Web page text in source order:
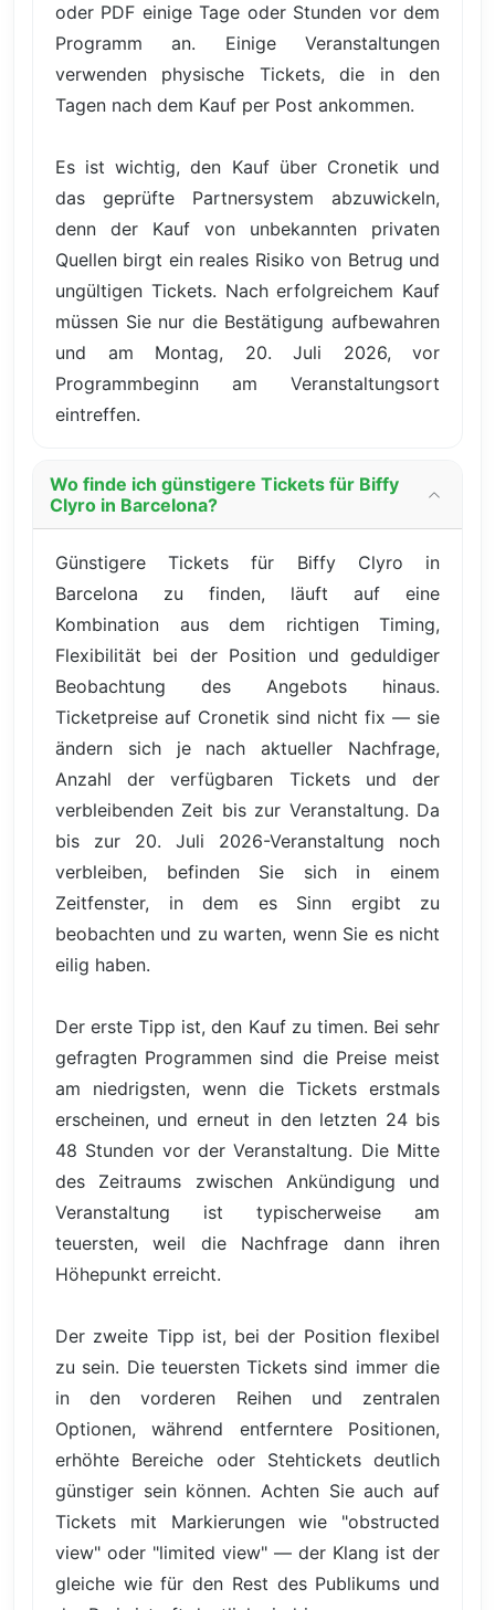
oder PDF einige Tage oder Stunden vor dem
Programm an. Einige Veranstaltungen
verwenden physische Tickets, die in den
Tagen nach dem Kauf per Post ankommen.
Es ist wichtig, den Kauf über Cronetik und
das geprüfte Partnersystem abzuwickeln,
denn der Kauf von unbekannten privaten
Quellen birgt ein reales Risiko von Betrug und
ungültigen Tickets. Nach erfolgreichem Kauf
müssen Sie nur die Bestätigung aufbewahren
und am Montag, 20. Juli 2026, vor
Programmbeginn am Veranstaltungsort
eintreffen.
Wo finde ich günstigere Tickets für Biffy
Clyro in Barcelona?
Günstigere Tickets für Biffy Clyro in
Barcelona zu finden, läuft auf eine
Kombination aus dem richtigen Timing,
Flexibilität bei der Position und geduldiger
Beobachtung des Angebots hinaus.
Ticketpreise auf Cronetik sind nicht fix — sie
ändern sich je nach aktueller Nachfrage,
Anzahl der verfügbaren Tickets und der
verbleibenden Zeit bis zur Veranstaltung. Da
bis zur 20. Juli 2026-Veranstaltung noch
verbleiben, befinden Sie sich in einem
Zeitfenster, in dem es Sinn ergibt zu
beobachten und zu warten, wenn Sie es nicht
eilig haben.
Der erste Tipp ist, den Kauf zu timen. Bei sehr
gefragten Programmen sind die Preise meist
am niedrigsten, wenn die Tickets erstmals
erscheinen, und erneut in den letzten 24 bis
48 Stunden vor der Veranstaltung. Die Mitte
des Zeitraums zwischen Ankündigung und
Veranstaltung ist typischerweise am
teuersten, weil die Nachfrage dann ihren
Höhepunkt erreicht.
Der zweite Tipp ist, bei der Position flexibel
zu sein. Die teuersten Tickets sind immer die
in den vorderen Reihen und zentralen
Optionen, während entferntere Positionen,
erhöhte Bereiche oder Stehtickets deutlich
günstiger sein können. Achten Sie auch auf
Tickets mit Markierungen wie "obstructed
view" oder "limited view" — der Klang ist der
gleiche wie für den Rest des Publikums und